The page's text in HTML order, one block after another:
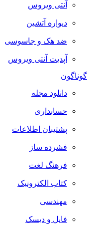
آنتی ویروس
دیواره آتشین
ضد هک و جاسوسی
آپدیت آنتی ویروس
گوناگون
دانلود مجله
حسابداری
پشتیبان اطلاعات
فشرده ساز
فرهنگ لغت
کتاب الکترونیک
مهندسی
فایل و دیسک